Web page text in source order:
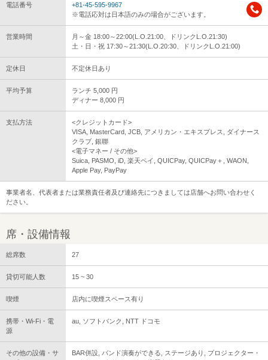
電話番号
+81-45-595-9967
※電話応対は日本語のみの場合がございます。
営業時間
月～金 18:00～22:00(L.O.21:00、ドリンクL.O.21:30)
土・日・祝 17:30～21:30(L.O.20:30、ドリンクL.O.21:00)
定休日 不定休日あり
平均予算
ランチ 5,000 円
ディナー 8,000 円
支払方法
<クレジットカード>
VISA, MasterCard, JCB, アメリカン・エキスプレス, ダイナース
クラブ, 銀聯
<電子マネー / その他>
Suica, PASMO, iD, 楽天ペイ, QUICPay, QUICPay＋, WAON,
Apple Pay, PayPay
事業者名、代表者または業務責任者及び連絡先につきましては店舗へお問い合わせく
ださい。
席・設備情報
総席数 27
貸切可能人数 15 ~ 30
喫煙 店内に喫煙スペース有り
携帯・Wi-Fi・電
源
au, ソフトバンク, NTT ドコモ
その他の設備・サ
BAR併設, バンド演奏ができる, ステージあり, プロジェクター・